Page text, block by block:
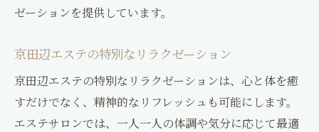
ゼーションを提供しています。
京田辺エステの特別なリラクゼーション
京田辺エステの特別なリラクゼーションは、心と体を癒
すだけでなく、精神的なリフレッシュも可能にします。
エステサロンでは、一人一人の体調や気分に応じて最適